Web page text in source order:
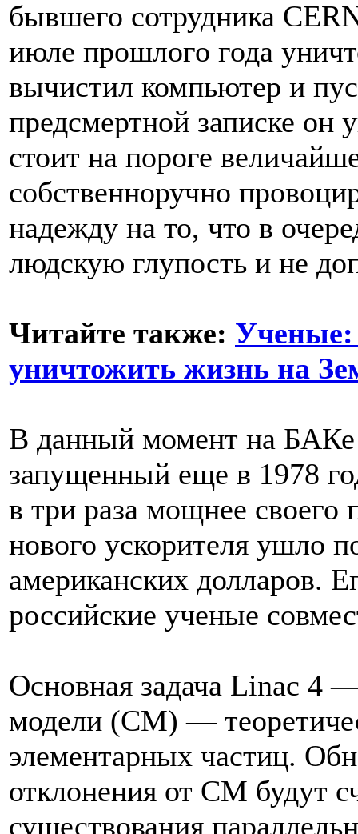
бывшего сотрудника
июле прошлого года
вычистил компьютер и
предсмертной записке он
стоит на пороге
собственноручно
надежду на то, что в
людскую глупость и не
Читайте также: Ученые:
уничтожить жизнь на
В данный момент на БАКе
запущенный еще в 1978
в три раза мощнее своего
нового ускорителя ушло
американских долларов.
российские ученые
Основная задача Linac 4
модели (СМ) —
элементарных частиц.
отклонения от СМ будут
существования